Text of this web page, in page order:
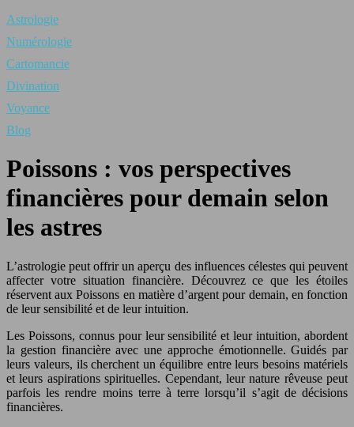
Astrologie
Numérologie
Cartomancie
Divination
Voyance
Blog
Poissons : vos perspectives
financières pour demain selon
les astres
L’astrologie peut offrir un aperçu des influences célestes qui peuvent
affecter votre situation financière. Découvrez ce que les étoiles
réservent aux Poissons en matière d’argent pour demain, en fonction
de leur sensibilité et de leur intuition.
Les Poissons, connus pour leur sensibilité et leur intuition, abordent
la gestion financière avec une approche émotionnelle. Guidés par
leurs valeurs, ils cherchent un équilibre entre leurs besoins matériels
et leurs aspirations spirituelles. Cependant, leur nature rêveuse peut
parfois les rendre moins terre à terre lorsqu’il s’agit de décisions
financières.